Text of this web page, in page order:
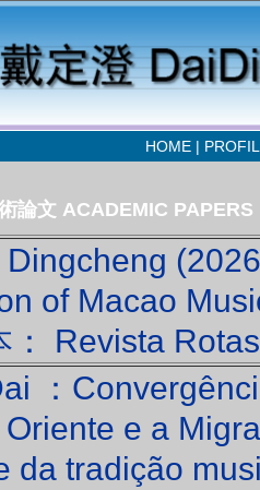
HOME|
論文 ACADEMIC PAPERS
of Macao
： Revista
：
e a
da tradição